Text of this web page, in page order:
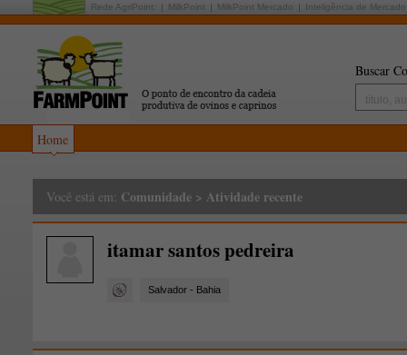
Rede AgriPoint: MilkPoint MilkPoint Mercado Inteligência de Mercado
Buscar
Home
Você está em: Comunidade > Atividade recente
itamar santos pedreira
Salvador - Bahia